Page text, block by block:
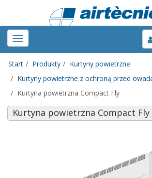
Toggle
navigation
Start Produkty
Kurtyny powietrzne
Kurtyny powietrzne z ochroną przed
Kurtyna powietrzna Compact Fly
Kurtyna powietrzna Compact Fly